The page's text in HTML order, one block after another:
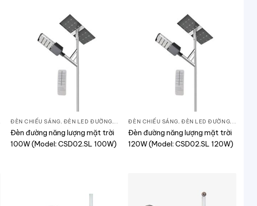
THIẾT BỊ CHIẾU SÁNG
ĐÈN CHIẾU SÁNG, ĐÈN LED ĐƯỜNG, THIẾT BỊ CHIẾU SÁNG
Đèn đường năng lượng mặt trời
100W (Model: CSD02.SL 100W)
ĐÈN CHIẾU SÁNG,ĐÈN LED ĐƯỜNG,
Đèn đường năng lượng mặt trời
120W (Model: CSD02.SL 120W)